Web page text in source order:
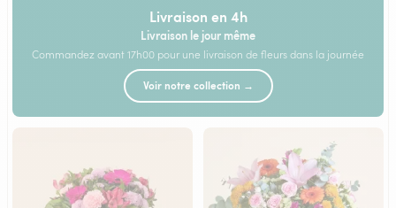
Livraison en 4h
Livraison le jour même
Commandez avant 17h00 pour une livraison de fleurs dans la journée
Voir notre collection →